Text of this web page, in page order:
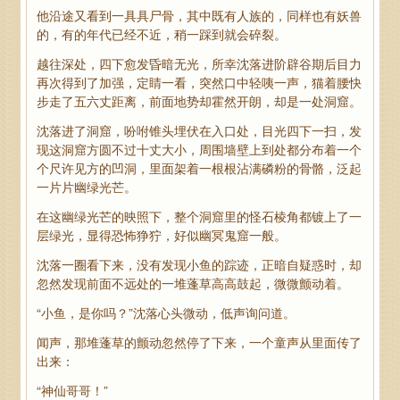
他沿途又看到一具具尸骨，其中既有人族的，同样也有妖兽
的，有的年代已经不近，稍一踩到就会碎裂。
越往深处，四下愈发昏暗无光，所幸沈落进阶辟谷期后目力
再次得到了加强，定睛一看，突然口中轻咦一声，猫着腰快
步走了五六丈距离，前面地势却霍然开朗，却是一处洞窟。
沈落进了洞窟，吩咐锥头埋伏在入口处，目光四下一扫，发
现这洞窟方圆不过十丈大小，周围墙壁上到处都分布着一个
个尺许见方的凹洞，里面架着一根根沾满磷粉的骨骼，泛起
一片片幽绿光芒。
在这幽绿光芒的映照下，整个洞窟里的怪石棱角都镀上了一
层绿光，显得恐怖狰狞，好似幽冥鬼窟一般。
沈落一圈看下来，没有发现小鱼的踪迹，正暗自疑惑时，却
忽然发现前面不远处的一堆蓬草高高鼓起，微微颤动着。
“小鱼，是你吗？”沈落心头微动，低声询问道。
闻声，那堆蓬草的颤动忽然停了下来，一个童声从里面传了
出来：
“神仙哥哥！”